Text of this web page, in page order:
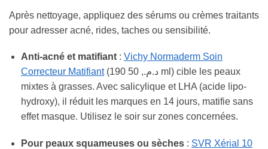
Après nettoyage, appliquez des sérums ou crèmes traitants
pour adresser acné, rides, taches ou sensibilité.
Anti-acné et matifiant : Vichy Normaderm Soin
Correcteur Matifiant(190 د.م., 50 ml) cible les peaux
mixtes à grasses. Avec salicylique et LHA (acide lipo-
hydroxy), il réduit les marques en 14 jours, matifie sans
effet masque. Utilisez le soir sur zones concernées.
Pour peaux squameuses ou sèches : SVR Xérial 10